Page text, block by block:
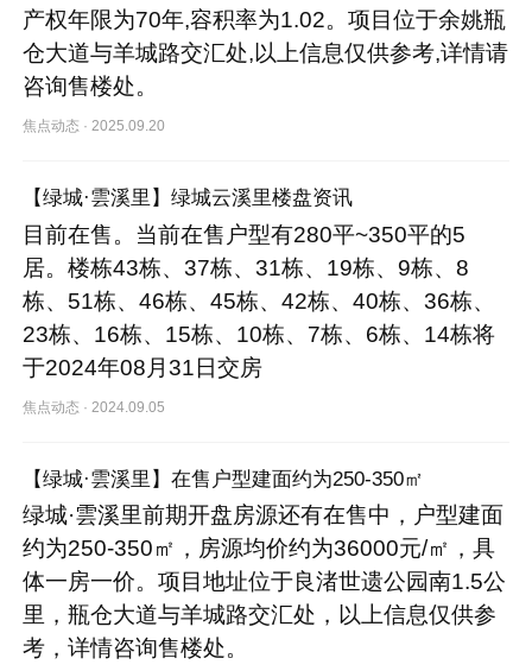
产权年限为70年,容积率为1.02。项目位于余姚瓶
仓大道与羊城路交汇处,以上信息仅供参考,详情请
咨询售楼处。
焦点动态 ·2025.09.20
【绿城·雲溪里】绿城云溪里楼盘资讯
目前在售。当前在售户型有280平~350平的5
居。楼栋43栋、37栋、31栋、19栋、9栋、8
栋、51栋、46栋、45栋、42栋、40栋、36栋、
23栋、16栋、15栋、10栋、7栋、6栋、14栋将
于2024年08月31日交房
焦点动态 · 2024.09.05
【绿城·雲溪里】在售户型建面约为250-350㎡
绿城·雲溪里前期开盘房源还有在售中，户型建面
约为250-350㎡，房源均价约为36000元/㎡，具
体一房一价。项目地址位于良渚世遗公园南1.5公
里，瓶仓大道与羊城路交汇处，以上信息仅供参
考，详情咨询售楼处。